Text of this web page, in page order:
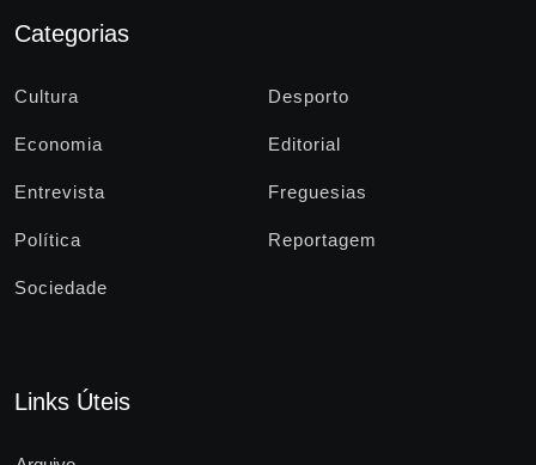
Categorias
Cultura Desporto
Economia Editorial
Entrevista Freguesias
Política Reportagem
Sociedade
Links Úteis